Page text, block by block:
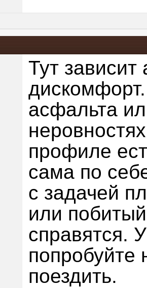
Тут зависит
асфальта
профиле
сама по
с задачей
или
справятся.
попробуйте
поездить.